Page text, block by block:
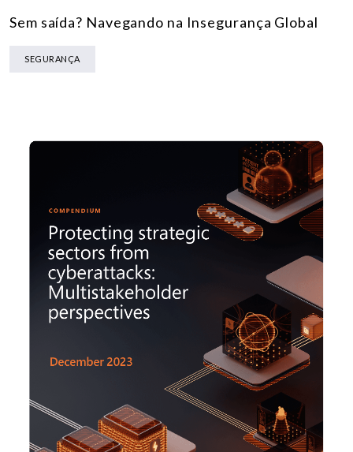
Sem saída? Navegando na Insegurança Global
SEGURANÇA